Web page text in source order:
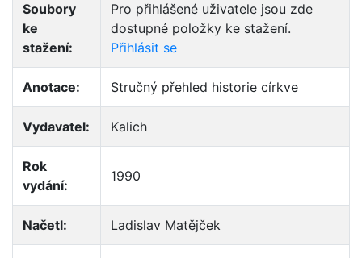
Soubory
ke
stažení:
Pro přihlášené uživatele jsou zde
dostupné položky ke stažení.
Přihlásit se
Anotace: Stručný přehled historie církve
Vydavatel: Kalich
Rok
vydání:
1990
Načetl: Ladislav Matějček